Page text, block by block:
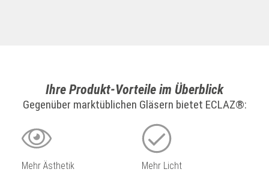
Ihre Produkt-Vorteile im Überblick
Gegenüber marktüblichen Gläsern bietet ECLAZ®:
Mehr Ästhetik
Mehr Licht